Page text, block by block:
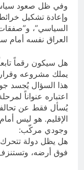
وفي ظل صعود
وإعادة تشكيل خرائط
السياسي”، و”صفقات
العراق نفسه أمام
هل سيكون رقماً
يملك مشروعه
هذا السؤال يُجسد
اعتباره عنواناً
يُسأل فقط عن
الإقليم. هو ليس
وجودي مركّب:
هل يظل دولة تتحرك
فوق أرضه،